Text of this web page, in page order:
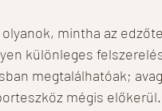
olyanok, mintha az
különleges
megtalálhatóak;
mégis előkerül.